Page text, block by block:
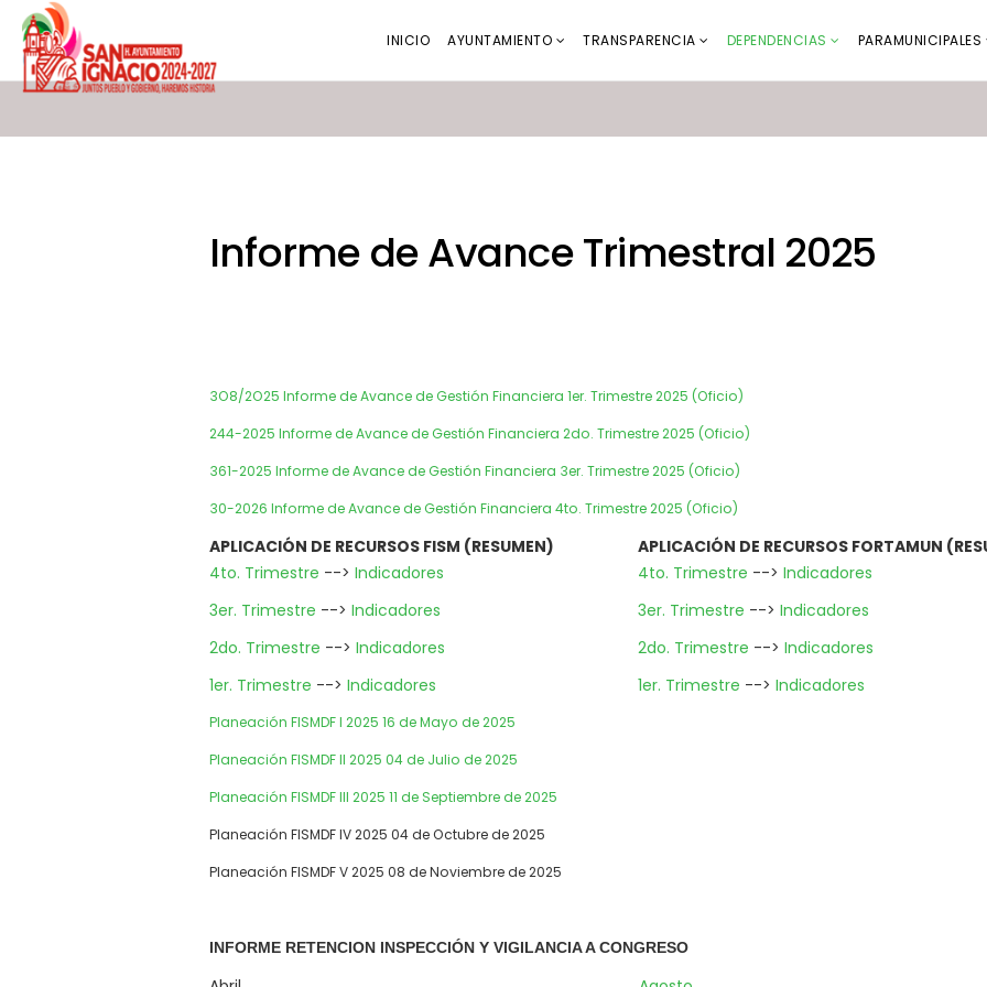
INICIO AYUNTAMIENTO TRANSPARENCIA DEPENDENCIAS PARAMUNICIPALES
Informe de Avance Trimestral 2025
3O8/2O25 Informe de Avance de Gestión Financiera 1er. Trimestre 2025 (Oficio)
244-2025 Informe de Avance de Gestión Financiera 2do. Trimestre 2025 (Oficio)
361-2025 Informe de Avance de Gestión Financiera 3er. Trimestre 2025 (Oficio)
30-2026 Informe de Avance de Gestión Financiera 4to. Trimestre 2025 (Oficio)
APLICACIÓN DE RECURSOS FISM (RESUMEN) APLICACIÓN DE RECURSOS FORTAMUN
4to. Trimestre --> Indicadores
3er. Trimestre --> Indicadores
2do. Trimestre --> Indicadores
1er. Trimestre --> Indicadores
4to. Trimestre --> Indicadores
3er. Trimestre --> Indicadores
2do. Trimestre --> Indicadores
1er. Trimestre --> Indicadores
Planeación FISMDF I 2025 16 de Mayo de 2025
Planeación FISMDF II 2025 04 de Julio de 2025
Planeación FISMDF III 2025 11 de Septiembre de 2025
Planeación FISMDF IV 2025 04 de Octubre de 2025
Planeación FISMDF V 2025 08 de Noviembre de 2025
INFORME RETENCION INSPECCIÓN Y VIGILANCIA A CONGRESO